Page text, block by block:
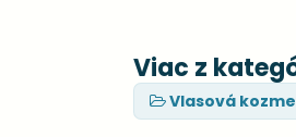
Viac z
Vlasová